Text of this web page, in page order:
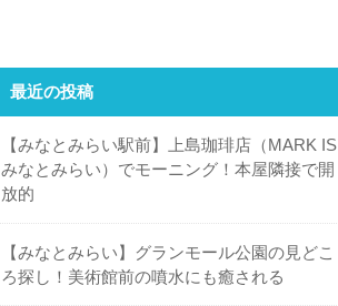
最近の投稿
【みなとみらい駅前】上島珈琲店（MARK IS
みなとみらい）でモーニング！本屋隣接で開
放的
【みなとみらい】グランモール公園の見どこ
ろ探し！美術館前の噴水にも癒される